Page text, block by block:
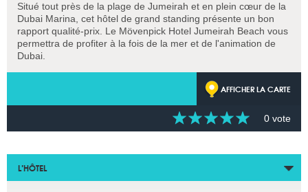
Situé tout près de la plage de Jumeirah et en plein cœur de la
Dubai Marina, cet hôtel de grand standing présente un bon
rapport qualité-prix. Le Mövenpick Hotel Jumeirah Beach vous
permettra de profiter à la fois de la mer et de l'animation de
Dubai.
AFFICHER LA CARTE
0 vote
L’HÔTEL